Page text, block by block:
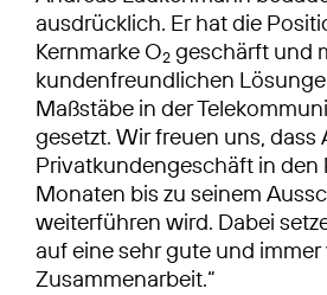
ausdrücklich. Er hat die
Kernmarke O2 geschärft und
kundenfreundlichen
Maßstäbe in der
gesetzt. Wir freuen uns, dass
Privatkundengeschäft in den
Monaten bis zu seinem
weiterführen wird. Dabei
auf eine sehr gute und
Zusammenarbeit.“